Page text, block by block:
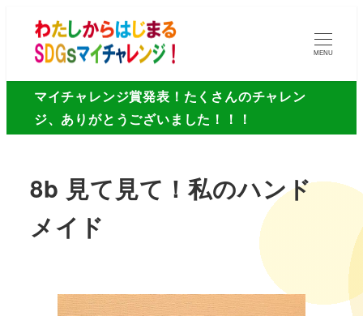
MENU
マイチャレンジ賞発表！たくさんのチャレン
ジ、ありがとうございました！！！
8b 見て見て！私のハンド
メイド